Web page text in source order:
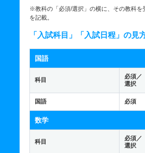
※教科の「必須/選択」の横に、その教科を
を記載。
「入試科目」「入試日程」の見
国語
科目
必須／
選択
国語 必須
数学
科目
必須／
選択